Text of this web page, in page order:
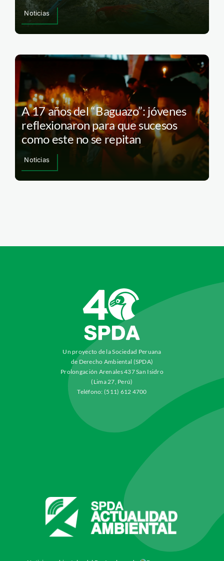
Noticias
A 17 años del “Baguazo”: jóvenes
reflexionaron para que sucesos
como este no se repitan
Noticias
Un proyecto de la Sociedad Peruana
de Derecho Ambiental (SPDA)
Prolongación Arenales 437 San Isidro
(Lima 27, Perú)
Teléfono: (511) 612 4700